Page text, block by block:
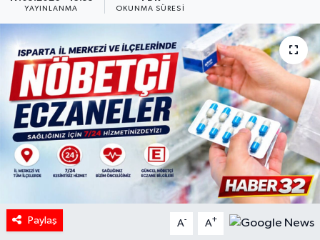
YAYINLANMA OKUNMA SÜRESI
Paylaş A- A+
GENEL
Güncel
HABERDE İNSAN
İlginç
KÜLTÜR SANAT
Oyun
Haber Arşivi